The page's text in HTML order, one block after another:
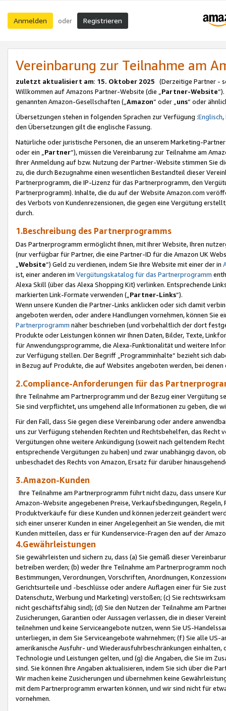
Anmelden oder Registrieren
Vereinbarung zur Teilnahme am
zuletzt aktualisiert am: 15. Oktober 2025 (Derzeitige Partner -
Willkommen auf Amazons Partner-Website (die „Partner-Website
genannten Amazon-Gesellschaften („Amazon“ oder „uns“ oder
Übersetzungen stehen in folgenden Sprachen zur Verfügung :Englisch,
den Übersetzungen gilt die englische Fassung.
Natürliche oder juristische Personen, die an unserem Marketing-
oder ein „Partner“), müssen die Vereinbarung zur Teilnahme am
Ihrer Anmeldung auf bzw. Nutzung der Partner-Website stimmen Sie
zu, die durch Bezugnahme einen wesentlichen Bestandteil dieser
Partnerprogramm, die IP-Lizenz für das Partnerprogramm, den
Partnerprogramm). Inhalte, die du auf der Website Amazon.com
des Verbots von Kundenrezensionen, die gegen eine Vergütung
durch.
1.Beschreibung des Partnerprogramms
Das Partnerprogramm ermöglicht Ihnen, mit Ihrer Website, Ihren
(nur verfügbar für Partner, die eine Partner-ID für die Amazon UK
Website“) Geld zu verdienen, indem Sie Ihre Website mit einer der in
ist, einer anderen im Vergütungskatalog für das Partnerprogramm
Alexa Skill (über das Alexa Shopping Kit) verlinken. Entsprechende
markierten Link-Formate verwenden („ Partner-Links“).
Wenn unsere Kunden die Partner-Links anklicken oder sich damit
angeboten werden, oder andere Handlungen vornehmen, können Sie
Partnerprogramm näher beschrieben (und vorbehaltlich der dort
Produkte oder Leistungen können wir Ihnen Daten, Bilder, Texte,
für Anwendungsprogramme, die Alexa-Funktionalität und weitere
zur Verfügung stellen. Der Begriff „Programminhalte“ bezieht sich
in Bezug auf Produkte, die auf Websites angeboten werden, bei
2.Compliance-Anforderungen für das
Ihre Teilnahme am Partnerprogramm und der Bezug einer Vergütung
Sie sind verpflichtet, uns umgehend alle Informationen zu geben, die
Für den Fall, dass Sie gegen diese Vereinbarung oder andere
uns zur Verfügung stehenden Rechten und Rechtsbehelfen, das
Vergütungen ohne weitere Ankündigung (soweit nach geltendem
entsprechende Vergütungen zu haben) und zwar unabhängig davon,
unbeschadet des Rechts von Amazon, Ersatz für darüber
3.Amazon-Kunden
Ihre Teilnahme am Partnerprogramm führt nicht dazu, dass unsere
Amazon-Website angegebenen Preise, Verkaufsbedingungen,
Produktverkäufe für diese Kunden und können jederzeit geändert
sich einer unserer Kunden in einer Angelegenheit an Sie wenden, die
Kunden mitteilen, dass er für Kundenservice-Fragen den auf der
4.Gewährleistungen
Sie gewährleisten und sichern zu, dass (a) Sie gemäß dieser
betreiben werden; (b) weder Ihre Teilnahme am Partnerprogramm
Bestimmungen, Verordnungen, Vorschriften, Anordnungen,
Gerichtsurteile und -beschlüsse oder andere Auflagen einer für Sie
Datenschutz, Werbung und Marketing) verstoßen; (c) Sie
nicht geschäftsfähig sind); (d) Sie den Nutzen der Teilnahme am
Zusicherungen, Garantien oder Aussagen verlassen, die in dieser
teilnehmen und keine Serviceangebote nutzen, wenn Sie US-
unterliegen, in dem Sie Serviceangebote wahrnehmen; (f) Sie alle
amerikanische Ausfuhr- und Wiederausfuhrbeschränkungen
Technologie und Leistungen gelten, und (g) die Angaben, die Sie im
sind. Sie können Ihre Angaben aktualisieren, indem Sie sich über die
Wir machen keine Zusicherungen und übernehmen keine
mit dem Partnerprogramm erwarten können, und wir sind nicht für
vornehmen.